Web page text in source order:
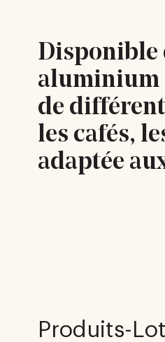
Disponible
aluminium
de
les cafés,
adaptée
Produits-